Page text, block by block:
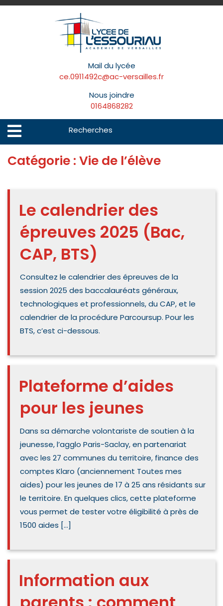
Skip
Mail du lycée
ce.0911492c@ac-versailles.fr
Nous joindre
0164868282
Open
Menu
Catégorie : Vie de l’élève
Le calendrier des
épreuves 2025 (Bac,
CAP, BTS)
Consultez le calendrier des épreuves de la
session 2025 des baccalauréats généraux,
technologiques et professionnels, du CAP, et le
calendrier de la procédure Parcoursup. Pour les
BTS, c’est ci-dessous.
Plateforme d’aides
pour les jeunes
Dans sa démarche volontariste de soutien à la
jeunesse, l’agglo Paris-Saclay, en partenariat
avec les 27 communes du territoire, finance des
comptes Klaro (anciennement Toutes mes
aides) pour les jeunes de 17 à 25 ans résidants sur
le territoire. En quelques clics, cette plateforme
vous permet de tester votre éligibilité à près de
1500 aides […]
Information aux